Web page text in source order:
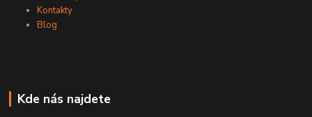
Kontakty
Blog
Kde nás najdete